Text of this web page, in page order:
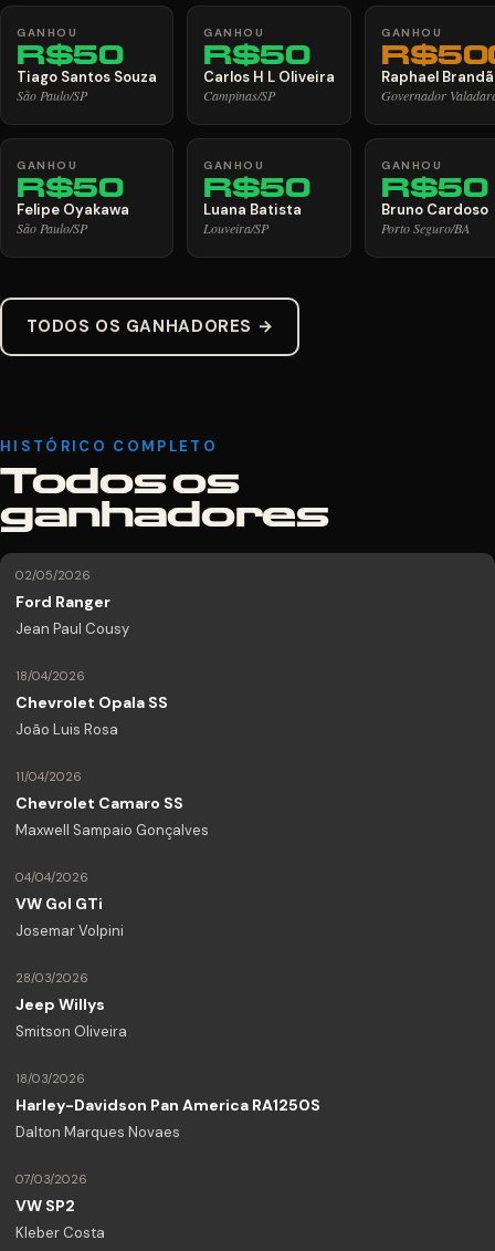
GANHOU
R$50
Tiago Santos Souza
São Paulo/SP
GANHOU
R$50
Felipe Oyakawa
São Paulo/SP
GANHOU
R$50
Carlos H L Oliveira
Campinas/SP
GANHOU
R$50
Luana Batista
Louveira/SP
GANHOU
Raphael
Governador
GANHOU
R$50
Bruno Cardoso
Porto Seguro/BA
TODOS OS GANHADORES →
HISTÓRICO COMPLETO
Todos os
ganhadores
02/05/2026
Ford Ranger
Jean Paul Cousy
18/04/2026
Chevrolet Opala SS
João Luis Rosa
11/04/2026
Chevrolet Camaro SS
Maxwell Sampaio Gonçalves
04/04/2026
VW Gol GTi
Josemar Volpini
28/03/2026
Jeep Willys
Smitson Oliveira
18/03/2026
Harley-Davidson Pan America RA1250S
Dalton Marques Novaes
07/03/2026
VW SP2
Kleber Costa